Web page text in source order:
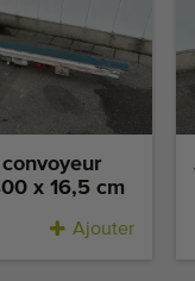
x 16,5 cm
Ajouter